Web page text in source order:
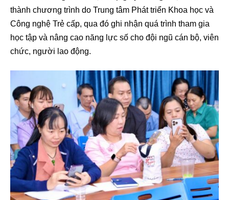
thành chương trình do Trung tâm Phát triển Khoa học và
Công nghệ Trẻ cấp, qua đó ghi nhận quá trình tham gia
học tập và nâng cao năng lực số cho đội ngũ cán bộ, viên
chức, người lao động.